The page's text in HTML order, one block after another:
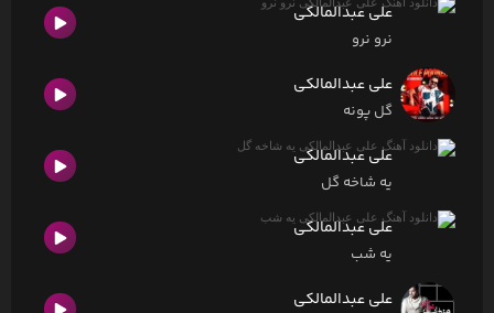
علی عبدالمالکی
نرو نرو
علی عبدالمالکی
گل پونه
علی عبدالمالکی
یه شاخه گل
علی عبدالمالکی
یه شب
علی عبدالمالکی